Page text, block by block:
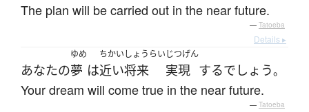
The plan will be carried out in the near future.
— Tatoeba
Details ▸
あなたの
ゆめ
夢 は
ちかいしょうらい
近い将来
じつげん
実現 するでしょう。
Your dream will come true in the near future.
— Tatoeba